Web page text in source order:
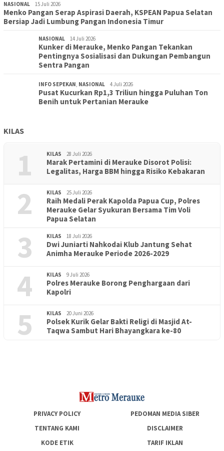
NASIONAL 15 Juli 2026
Menko Pangan Serap Aspirasi Daerah, KSPEAN Papua Selatan
Bersiap Jadi Lumbung Pangan Indonesia Timur
NASIONAL 14 Juli 2026
Kunker di Merauke, Menko Pangan Tekankan
Pentingnya Sosialisasi dan Dukungan Pembangun
Sentra Pangan
INFO SEPEKAN, NASIONAL 4 Juli 2026
Pusat Kucurkan Rp1,3 Triliun hingga Puluhan Ton
Benih untuk Pertanian Merauke
KILAS
1 KILAS 28 Juli 2026
Marak Pertamini di Merauke Disorot Polisi:
Legalitas, Harga BBM hingga Risiko Kebakaran
2 KILAS 25 Juli 2026
Raih Medali Perak Kapolda Papua Cup, Polres
Merauke Gelar Syukuran Bersama Tim Voli
Papua Selatan
3 KILAS 18 Juli 2026
Dwi Juniarti Nahkodai Klub Jantung Sehat
Animha Merauke Periode 2026-2029
4 KILAS 9 Juli 2026
Polres Merauke Borong Penghargaan dari
Kapolri
5 KILAS 20 Juni 2026
Polsek Kurik Gelar Bakti Religi di Masjid At-
Taqwa Sambut Hari Bhayangkara ke-80
PENDIDIKAN 18 Juni 2026
Lepas Puluhan Peserta Didik, TK Yapis 2 Merauke Siapkan
PRIVACY POLICY
PEDOMAN MEDIA SIBER
TENTANG KAMI
DISCLAIMER
KODE ETIK
TARIF IKLAN